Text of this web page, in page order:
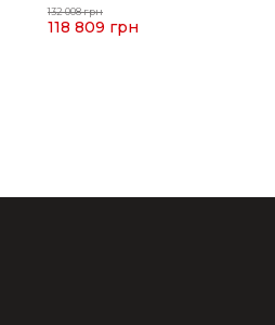
132 008 грн
118 809 грн